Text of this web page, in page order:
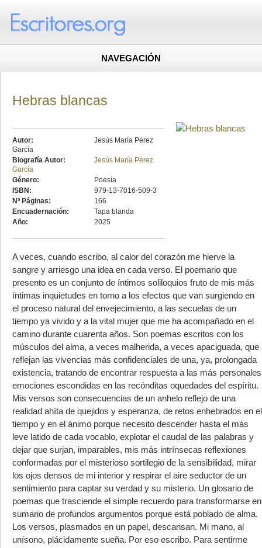
NAVEGACIÓN
Hebras blancas
Autor:
Jesús María Pérez
García
Biografía Autor:
Jesús María Pérez
García
Género:
Poesía
ISBN:
979-13-7016-509-3
Nº Páginas:
166
Encuadernación:
Tapa blanda
Año:
2025
A veces, cuando escribo, al calor del corazón me hierve la
sangre y arriesgo una idea en cada verso. El poemario que
presento es un conjunto de íntimos soliloquios fruto de mis más
íntimas inquietudes en torno a los efectos que van surgiendo en
el proceso natural del envejecimiento, a las secuelas de un
tiempo ya vivido y a la vital mujer que me ha acompañado en el
camino durante cuarenta años. Son poemas escritos con los
músculos del alma, a veces malherida, a veces apaciguada, que
reflejan las vivencias más confidenciales de una, ya, prolongada
existencia, tratando de encontrar respuesta a las más personales
emociones escondidas en las recónditas oquedades del espíritu.
Mis versos son consecuencias de un anhelo reflejo de una
realidad ahíta de quejidos y esperanza, de retos enhebrados en el
tiempo y en el ánimo porque necesito descender hasta el más
leve latido de cada vocablo, explotar el caudal de las palabras y
dejar que surjan, imparables, mis más intrínsecas reflexiones
conformadas por el misterioso sortilegio de la sensibilidad, mirar
los ojos densos de mi interior y respirar el aire seductor de un
sentimiento para captar su verdad y su misterio. Un glosario de
poemas que trasciende el simple recuerdo para transformarse en
sumario de profundos argumentos porque está poblado de alma.
Los versos, plasmados en un papel, descansan. Mi mano, al
unísono, plácidamente sueña. Por eso escribo. Para sentirme